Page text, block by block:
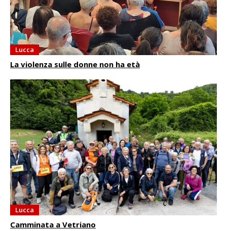
Lucca
La violenza sulle donne non ha età
Lucca
Camminata a Vetriano